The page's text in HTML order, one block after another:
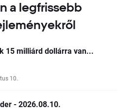
a legfrissebb
15 milliárd dollárra van...
10.
- 2026.08.10.